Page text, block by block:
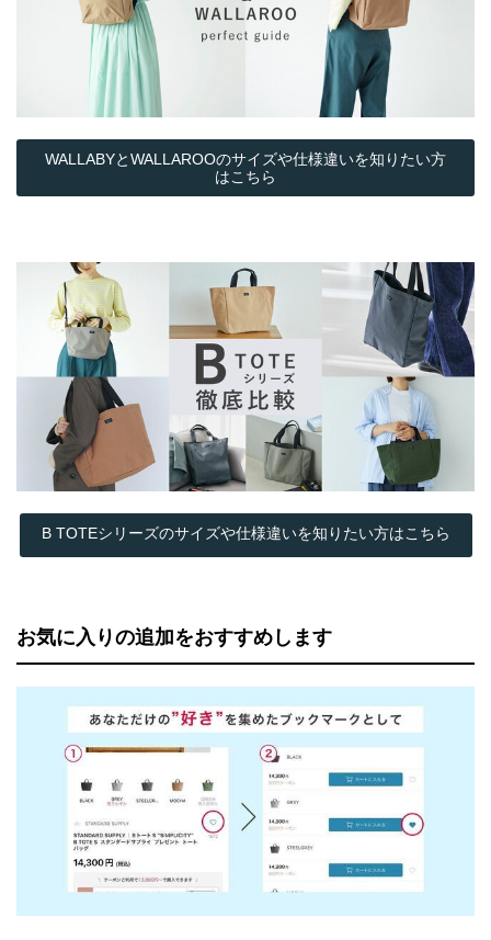
WALLABYとWALLAROOのサイズや仕様違いを知りたい方
はこちら
B TOTEシリーズのサイズや仕様違いを知りたい方はこちら
お気に入りの追加をおすすめします